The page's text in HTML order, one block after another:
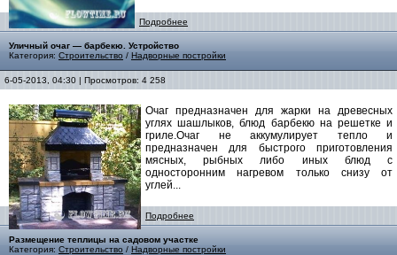
Подробнее
Уличный очаг — барбекю. Устройство
Категория: Строительство / Надворные постройки
6-05-2013, 04:30 | Просмотров: 4 258
Очаг предназначен для жарки на древесных
углях шашлыков, блюд барбекю на решетке и
гриле.Очаг не аккумулирует тепло и
предназначен для быстрого приготовления
мясных, рыбных либо иных блюд с
односторонним нагревом только снизу от
углей...
Подробнее
Размещение теплицы на садовом участке
Категория: Строительство / Надворные постройки